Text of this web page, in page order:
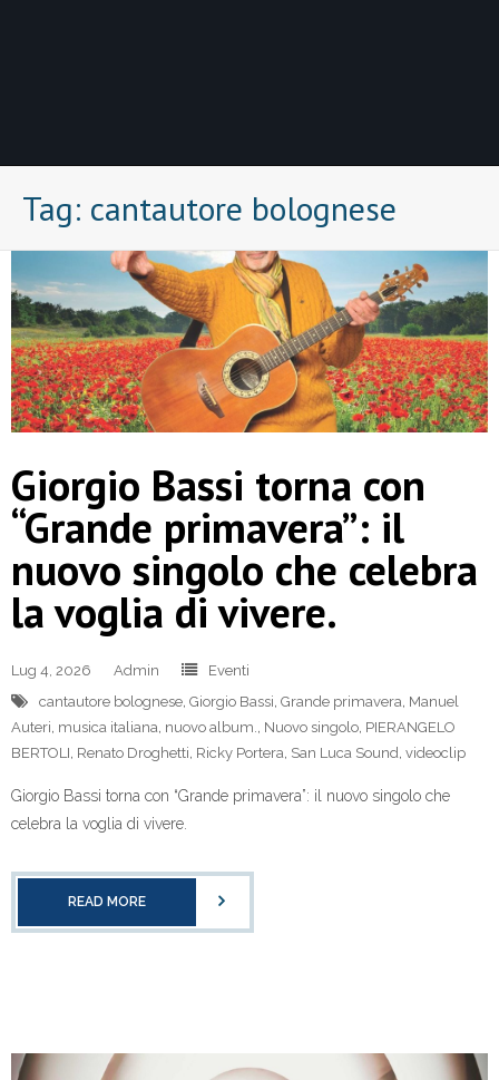
Tag: cantautore bolognese
Giorgio Bassi torna con
“Grande primavera”: il
nuovo singolo che celebra
la voglia di vivere.
Lug 4, 2026 Admin
Eventi
cantautore bolognese Giorgio Bassi Grande primavera Manuel
Auteri musica italiana nuovo album. Nuovo singolo PIERANGELO
BERTOLI Renato Droghetti Ricky Portera San Luca Sound videoclip
Giorgio Bassi torna con “Grande primavera”: il nuovo singolo che
celebra la voglia di vivere.
READ MORE